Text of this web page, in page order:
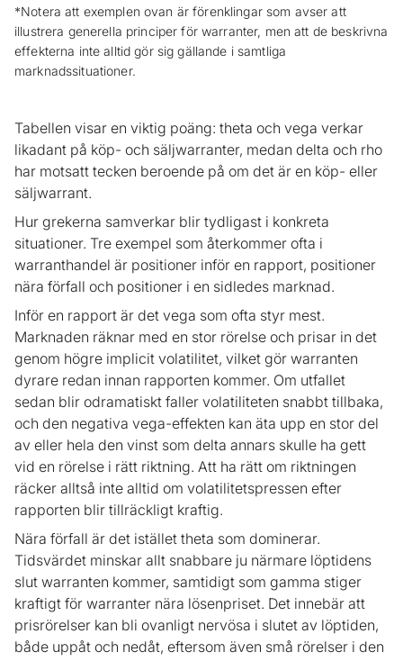
*Notera att exemplen ovan är förenklingar som avser att
illustrera generella principer för warranter, men att de beskrivna
effekterna inte alltid gör sig gällande i samtliga
marknadssituationer.
Tabellen visar en viktig poäng: theta och vega verkar
likadant på köp- och säljwarranter, medan delta och rho
har motsatt tecken beroende på om det är en köp- eller
säljwarrant.
Hur grekerna samverkar blir tydligast i konkreta
situationer. Tre exempel som återkommer ofta i
warranthandel är positioner inför en rapport, positioner
nära förfall och positioner i en sidledes marknad.
Inför en rapport är det vega som ofta styr mest.
Marknaden räknar med en stor rörelse och prisar in det
genom högre implicit volatilitet, vilket gör warranten
dyrare redan innan rapporten kommer. Om utfallet
sedan blir odramatiskt faller volatiliteten snabbt tillbaka,
och den negativa vega-effekten kan äta upp en stor del
av eller hela den vinst som delta annars skulle ha gett
vid en rörelse i rätt riktning. Att ha rätt om riktningen
räcker alltså inte alltid om volatilitetspressen efter
rapporten blir tillräckligt kraftig.
Nära förfall är det istället theta som dominerar.
Tidsvärdet minskar allt snabbare ju närmare löptidens
slut warranten kommer, samtidigt som gamma stiger
kraftigt för warranter nära lösenpriset. Det innebär att
prisrörelser kan bli ovanligt nervösa i slutet av löptiden,
både uppåt och nedåt, eftersom även små rörelser i den